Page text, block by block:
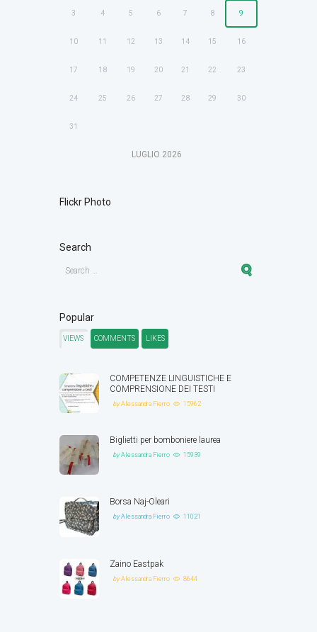
3 4 5 6 7 8 9
10 11 12 13 14 15 16
17 18 19 20 21 22 23
24 25 26 27 28 29 30
31
LUGLIO 2026
Flickr Photo
Search
Popular
VIEWS COMMENTS LIKES
COMPETENZE LINGUISTICHE E
COMPRENSIONE DEI TESTI
byAlessandra Fierro 15962
Biglietti per bomboniere laurea
byAlessandra Fierro 15939
Borsa Naj-Oleari
byAlessandra Fierro 11021
Zaino Eastpak
byAlessandra Fierro 8644